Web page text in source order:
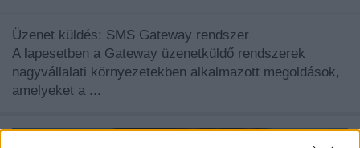
Üzenet küldés: SMS Gateway rendszer
A lapesetben a Gateway üzenetküldő rendszerek
nagyvállalati környezetekben alkalmazott megoldások,
amelyeket a ...